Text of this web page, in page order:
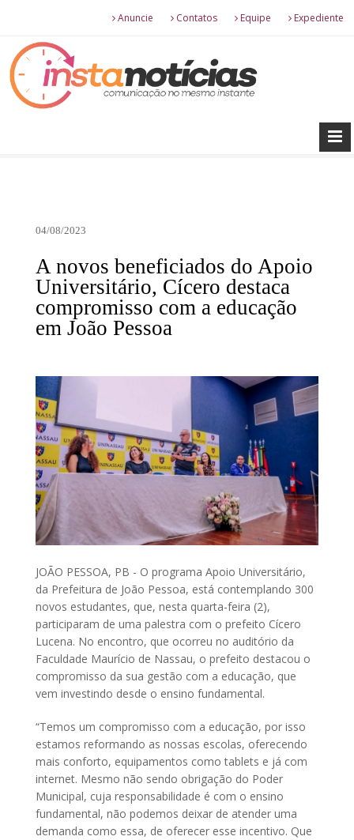
Anuncie Contatos Equipe Expediente
04/08/2023
A novos beneficiados do Apoio
Universitário, Cícero destaca
compromisso com a educação
em João Pessoa
JOÃO PESSOA, PB - O programa Apoio Universitário,
da Prefeitura de João Pessoa, está contemplando 300
novos estudantes, que, nesta quarta-feira (2),
participaram de uma palestra com o prefeito Cícero
Lucena. No encontro, que ocorreu no auditório da
Faculdade Maurício de Nassau, o prefeito destacou o
compromisso da sua gestão com a educação, que
vem investindo desde o ensino fundamental.
“Temos um compromisso com a educação, por isso
estamos reformando as nossas escolas, oferecendo
mais conforto, equipamentos como tablets e já com
internet. Mesmo não sendo obrigação do Poder
Municipal, cuja responsabilidade é com o ensino
fundamental, não podemos deixar de atender uma
demanda como essa, de oferecer esse incentivo. Que